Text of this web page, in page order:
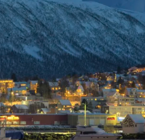
Land entdecken.